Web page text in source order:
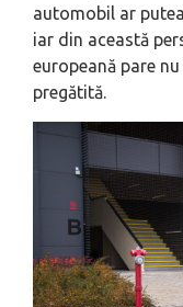
automobil ar
iar din această
europeană pare
pregătită.